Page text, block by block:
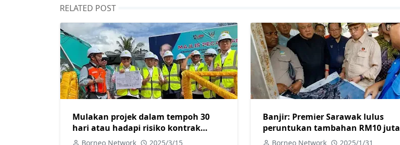
RELATED POST
Mulakan projek dalam tempoh 30
hari atau hadapi risiko kontrak
ditamatkan
Borneo Network 2025/3/15
Banjir: Premier Sarawak lulus
peruntukan tambahan RM10 juta
Borneo Network 2025/1/31